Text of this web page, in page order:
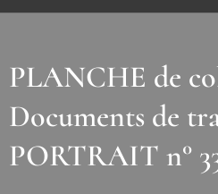
PLANCHE de
Documents de
PORTRAIT n°